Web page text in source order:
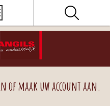
of maak uw account aan.